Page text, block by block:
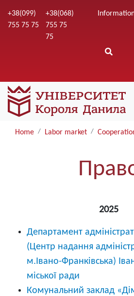
to
+38(099)
755 75 75
+38(068)
755 75
75
Home Labor market
2025
Департамент
(Центр надання
м.Івано-Франківська)
міської ради
Комунальний заклад